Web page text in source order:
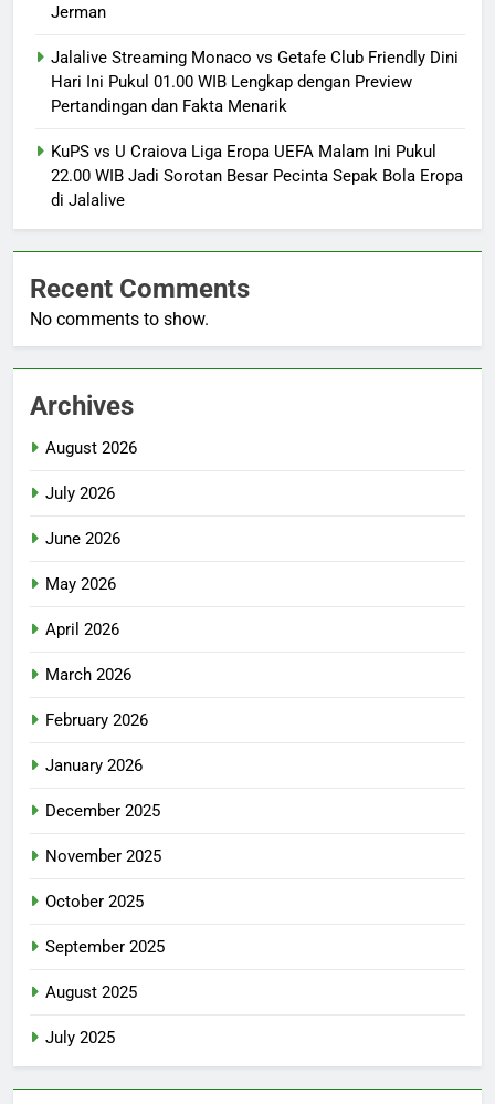
Jerman
Jalalive Streaming Monaco vs Getafe Club Friendly Dini
Hari Ini Pukul 01.00 WIB Lengkap dengan Preview
Pertandingan dan Fakta Menarik
KuPS vs U Craiova Liga Eropa UEFA Malam Ini Pukul
22.00 WIB Jadi Sorotan Besar Pecinta Sepak Bola Eropa
di Jalalive
Recent Comments
No comments to show.
Archives
August 2026
July 2026
June 2026
May 2026
April 2026
March 2026
February 2026
January 2026
December 2025
November 2025
October 2025
September 2025
August 2025
July 2025